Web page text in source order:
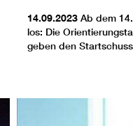
14.09.2023Ab dem
los: Die
geben den